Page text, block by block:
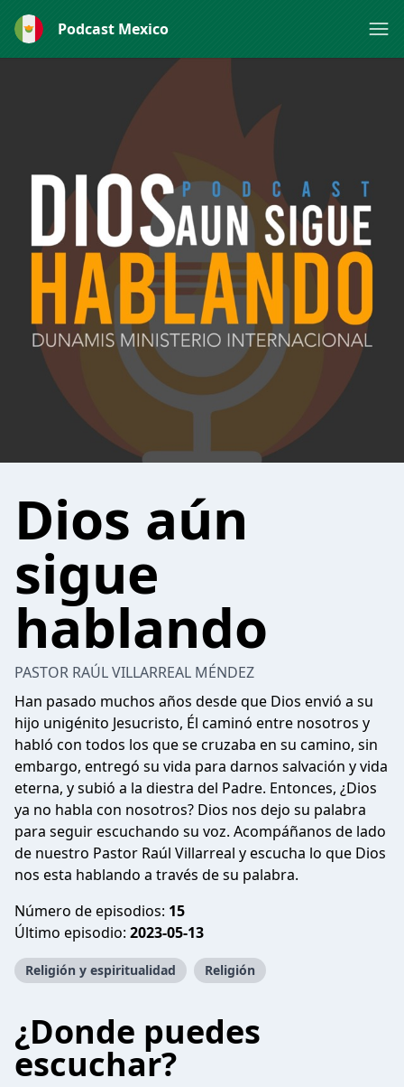
Podcast Mexico
Dios aún
sigue
hablando
PASTOR RAÚL VILLARREAL MÉNDEZ
Han pasado muchos años desde que Dios envió a su
hijo unigénito Jesucristo, Él caminó entre nosotros y
habló con todos los que se cruzaba en su camino, sin
embargo, entregó su vida para darnos salvación y vida
eterna, y subió a la diestra del Padre. Entonces, ¿Dios
ya no habla con nosotros? Dios nos dejo su palabra
para seguir escuchando su voz. Acompáñanos de lado
de nuestro Pastor Raúl Villarreal y escucha lo que Dios
nos esta hablando a través de su palabra.
Número de episodios: 15
Último episodio: 2023-05-13
Religión y espiritualidad Religión
¿Donde puedes
escuchar?